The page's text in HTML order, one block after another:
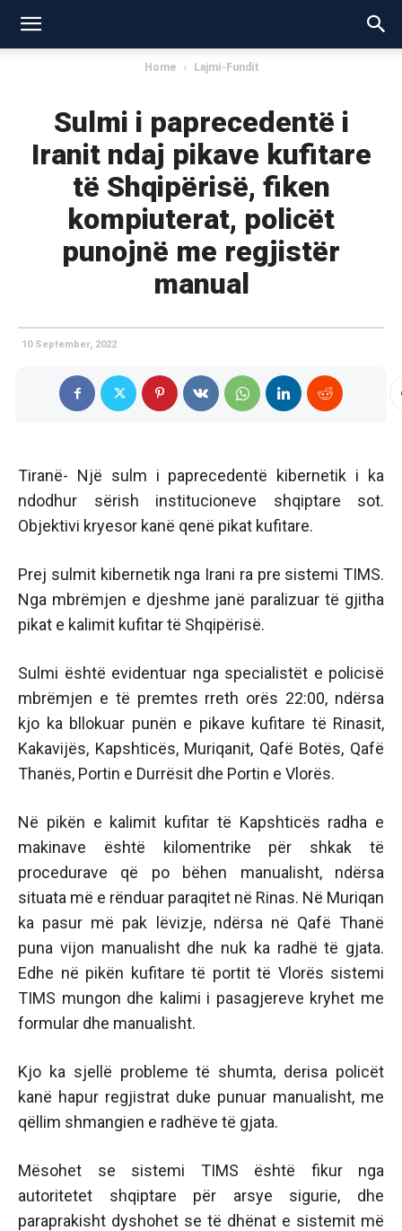
Home Lajmi-Fundit
Sulmi i paprecedentë i
Iranit ndaj pikave kufitare
të Shqipërisë, fiken
kompiuterat, policët
punojnë me regjistër
manual
10 September, 2022
Tiranë- Një sulm i paprecedentë kibernetik i ka
ndodhur sërish institucioneve shqiptare sot.
Objektivi kryesor kanë qenë pikat kufitare.
Prej sulmit kibernetik nga Irani ra pre sistemi TIMS.
Nga mbrëmjen e djeshme janë paralizuar të gjitha
pikat e kalimit kufitar të Shqipërisë.
Sulmi është evidentuar nga specialistët e policisë
mbrëmjen e të premtes rreth orës 22:00, ndërsa
kjo ka bllokuar punën e pikave kufitare të Rinasit,
Kakavijës, Kapshticës, Muriqanit, Qafë Botës, Qafë
Thanës, Portin e Durrësit dhe Portin e Vlorës.
Në pikën e kalimit kufitar të Kapshticës radha e
makinave është kilomentrike për shkak të
procedurave që po bëhen manualisht, ndërsa
situata më e rënduar paraqitet në Rinas. Në Muriqan
ka pasur më pak lëvizje, ndërsa në Qafë Thanë
puna vijon manualisht dhe nuk ka radhë të gjata.
Edhe në pikën kufitare të portit të Vlorës sistemi
TIMS mungon dhe kalimi i pasagjereve kryhet me
formular dhe manualisht.
Kjo ka sjellë probleme të shumta, derisa policët
kanë hapur regjistrat duke punuar manualisht, me
qëllim shmangien e radhëve të gjata.
Mësohet se sistemi TIMS është fikur nga
autoritetet shqiptare për arsye sigurie, dhe
paraprakisht dyshohet se të dhënat e sistemit më